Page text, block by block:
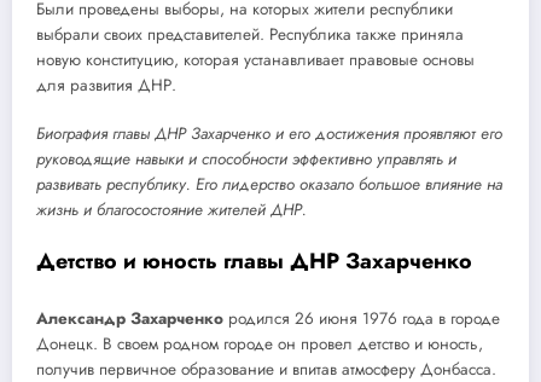
Были проведены выборы, на которых жители республики
выбрали своих представителей. Республика также приняла
новую конституцию, которая устанавливает правовые основы
для развития ДНР.
Биография главы ДНР Захарченко и его достижения проявляют его
руководящие навыки и способности эффективно управлять и
развивать республику. Его лидерство оказало большое влияние на
жизнь и благосостояние жителей ДНР.
Детство и юность главы ДНР Захарченко
Александр Захарченко родился 26 июня 1976 года в городе
Донецк. В своем родном городе он провел детство и юность,
получив первичное образование и впитав атмосферу Донбасса.